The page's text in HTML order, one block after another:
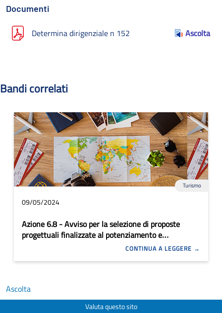
Documenti
Determina dirigenziale n 152 Ascolta
Bandi correlati
Turismo
09/05/2024
Azione 6.8 - Avviso per la selezione di proposte
progettuali finalizzate al potenziamento e
qualificazione degli info-point turistici appartenenti
CONTINUA A LEGGERE
Ascolta
Valuta questo sito